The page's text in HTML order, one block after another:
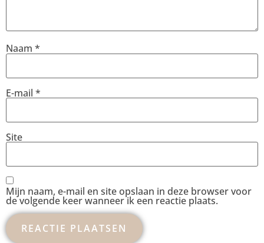
Naam *
E-mail *
Site
Mijn naam, e-mail en site opslaan in deze browser voor
de volgende keer wanneer ik een reactie plaats.